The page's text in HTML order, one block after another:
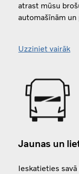
atrast mūsu
automašīnām
Uzziniet vairāk
Jaunas un
Ieskatieties savā